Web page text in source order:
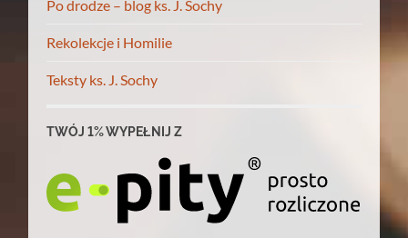
Po drodze – blog ks. J. Sochy
Rekolekcje i Homilie
Teksty ks. J. Sochy
TWÓJ 1% WYPEŁNIJ Z